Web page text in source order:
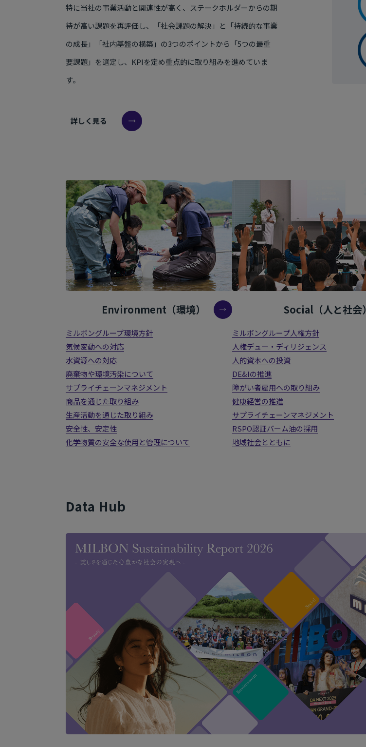
特に当社の事業活動と関連性が高く、ステークホルダーからの期
待が高い課題を再評価し、「社会課題の解決」と「持続的な事業
の成長」「社内基盤の構築」の3つのポイントから「5つの最重
要課題」を選定し、KPIを定め重点的に取り組みを進めていま
す。
詳しく見る
Environment（環境）
ミルボングループ環境方針
気候変動への対応
水資源への対応
廃棄物や環境汚染について
サプライチェーンマネジメント
商品を通じた取り組み
生産活動を通じた取り組み
安全性、安定性
化学物質の安全な使用と管理について
Social（人と社会）
ミルボングループ人権方針
人権デュー・ディリジェンス
人的資本への投資
DE&Iの推進
障がい者雇用への取り組み
健康経営の推進
サプライチェーンマネジメント
RSPO認証パーム油の採用
地域社会とともに
Data Hub